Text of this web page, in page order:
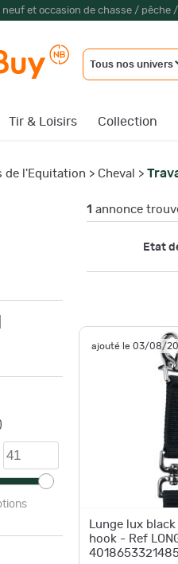
et occasion de chasse / pêche
Tous nos univers
Tir & Loisirs Collection
de l'Equitation > Cheval >
1 annonce
Etat
ajouté le 03/08/
Lunge lux
hook - Ref